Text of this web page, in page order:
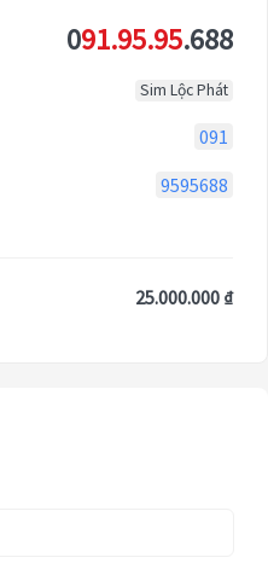
091.95.95.688
Sim Lộc Phát
091
9595688
25.000.000 ₫